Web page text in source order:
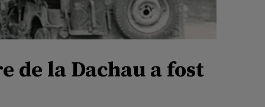
de la Dachau a fost